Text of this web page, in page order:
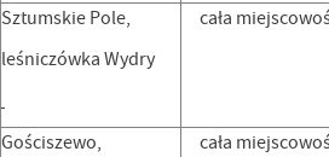
Sztumskie Pole,
leśniczówka Wydry
cała
Gościszewo,
cała